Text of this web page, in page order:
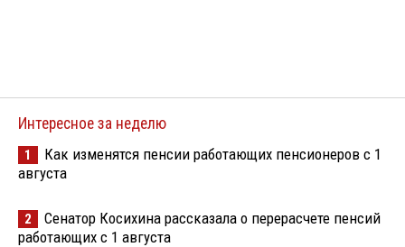
Интересное за неделю
1
Как изменятся пенсии работающих пенсионеров с 1
августа
2
Сенатор Косихина рассказала о перерасчете пенсий
работающих с 1 августа